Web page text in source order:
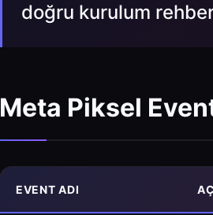
doğru kurulum
Meta Piksel
EVENT ADI